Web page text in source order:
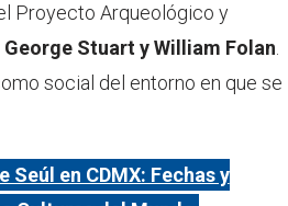
Proyecto Arqueológico y
George Stuart y William Folan
social del entorno en que se
Seúl en CDMX: Fechas y